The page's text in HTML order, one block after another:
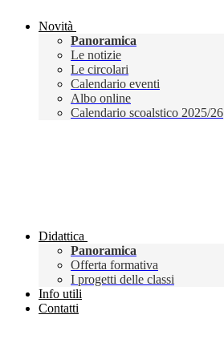
Novità
Panoramica
Le notizie
Le circolari
Calendario eventi
Albo online
Calendario scoalstico 2025/26
Didattica
Panoramica
Offerta formativa
I progetti delle classi
Info utili
Contatti